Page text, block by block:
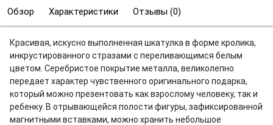
Обзор Характеристики Отзывы (0)
Красивая, искусно выполненная шкатулка в форме кролика,
инкрустированного стразами с переливающимся белым
цветом. Серебристое покрытие металла, великолепно
передает характер чувственного оригинального подарка,
который можно презентовать как взрослому человеку, так и
ребенку. В отрывающейся полости фигуры, зафиксированной
магнитными вставками, можно хранить небольшое